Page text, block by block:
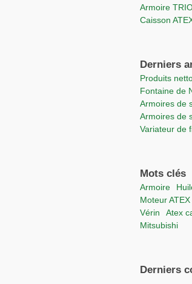
Armoire
Caisson
Derniers
Produits
Fontaine de
Armoires de
Armoires
Variateur
Mots clés
Armoire
moteur ATEX
vérin
Atex
Mitsubishi
Derniers